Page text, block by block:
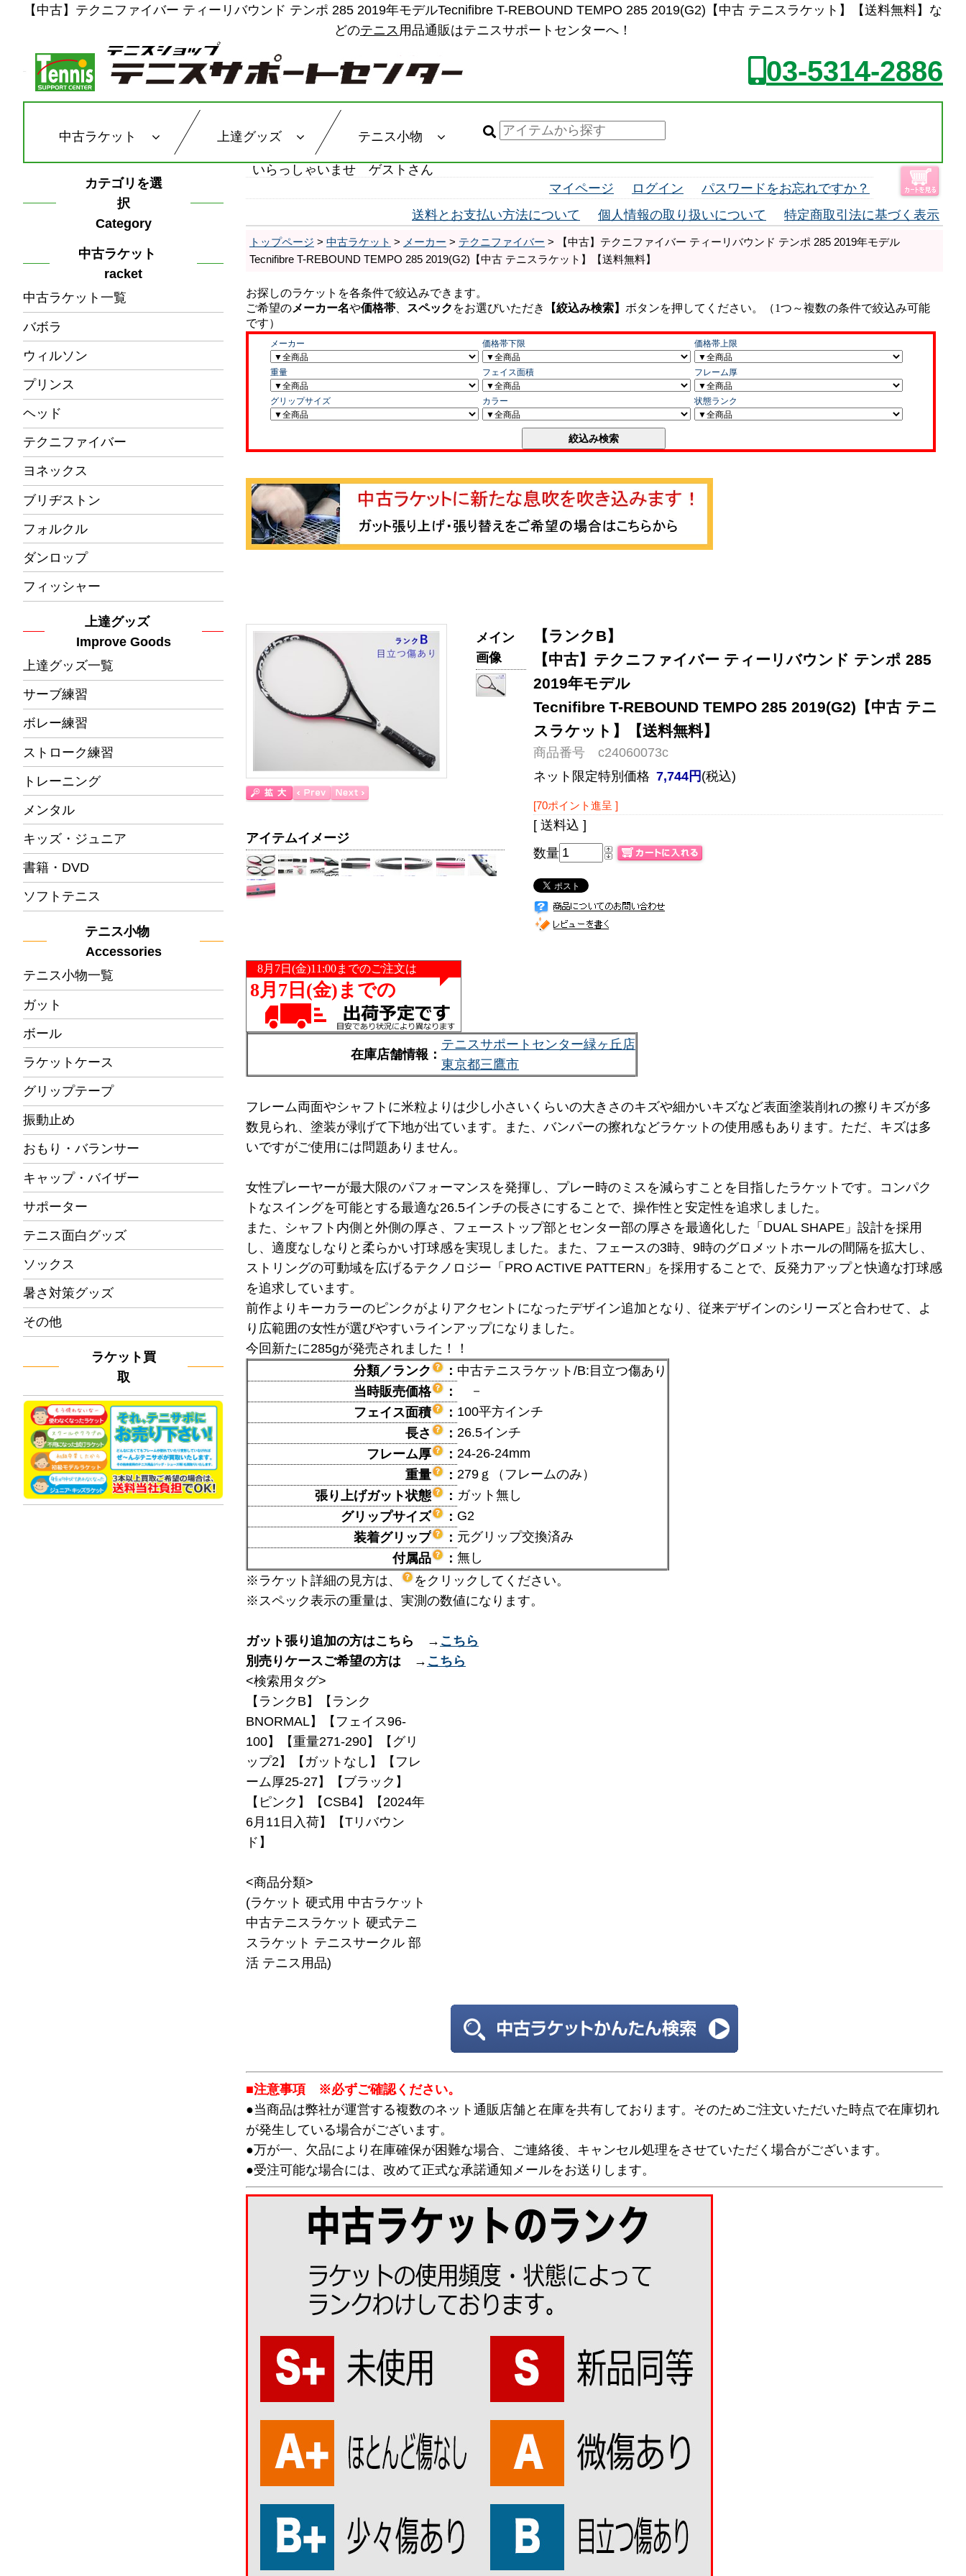
【中古】テクニファイバー ティーリバウンド テンポ 285 2019年モデルTecnifibre T-REBOUND TEMPO 285 2019(G2)【中古 テニスラケット】【送料無料】な
どのテニス用品通販はテニスサポートセンターへ！
03-5314-2886
中古ラケット 上達グッズ テニス小物
カテゴリを選
択
Category
中古ラケット
racket
中古ラケット一覧
バボラ
ウィルソン
プリンス
ヘッド
テクニファイバー
ヨネックス
ブリヂストン
フォルクル
ダンロップ
フィッシャー
上達グッズ
Improve Goods
上達グッズ一覧
サーブ練習
ボレー練習
ストローク練習
トレーニング
メンタル
キッズ・ジュニア
書籍・DVD
ソフトテニス
テニス小物
Accessories
テニス小物一覧
ガット
ボール
ラケットケース
グリップテープ
振動止め
おもり・バランサー
キャップ・バイザー
サポーター
テニス面白グッズ
ソックス
暑さ対策グッズ
その他
ラケット買
取
いらっしゃいませ ゲストさん
マイページ
ログイン
パスワードをお忘れですか？
送料とお支払い方法について
個人情報の取り扱いについて 特定商取引法に基づく表示
トップページ > 中古ラケット > メーカー > テクニファイバー > 【中古】テクニファイバー ティーリバウンド テンポ 285 2019年モデル
Tecnifibre T-REBOUND TEMPO 285 2019(G2)【中古 テニスラケット】【送料無料】
【ランクB】
【中古】テクニファイバー ティーリバウンド テンポ 285
2019年モデル
Tecnifibre T-REBOUND TEMPO 285 2019(G2)【中古 テニ
スラケット】【送料無料】
商品番号 c24060073c
ネット限定特別価格 7,744円 (税込)
[70ポイント進呈 ]
[ 送料込 ]
数量
メイン
画像
アイテムイメージ
在庫店舗情報：
テニスサポートセンター緑ヶ丘店
東京都三鷹市
フレーム両面やシャフトに米粒よりは少し小さいくらいの大きさのキズや細かいキズなど表面塗装削れの擦りキズが多
数見られ、塗装が剥げて下地が出ています。また、バンパーの擦れなどラケットの使用感もあります。ただ、キズは多
いですがご使用には問題ありません。
女性プレーヤーが最大限のパフォーマンスを発揮し、プレー時のミスを減らすことを目指したラケットです。コンパク
トなスイングを可能とする最適な26.5インチの長さにすることで、操作性と安定性を追求しました。
また、シャフト内側と外側の厚さ、フェーストップ部とセンター部の厚さを最適化した「DUAL SHAPE」設計を採用
し、適度なしなりと柔らかい打球感を実現しました。また、フェースの3時、9時のグロメットホールの間隔を拡大し、
ストリングの可動域を広げるテクノロジー「PRO ACTIVE PATTERN」を採用することで、反発力アップと快適な打球感
を追求しています。
前作よりキーカラーのピンクがよりアクセントになったデザイン追加となり、従来デザインのシリーズと合わせて、よ
り広範囲の女性が選びやすいラインアップになりました。
今回新たに285gが発売されました！！
分類／ランク
： 中古テニスラケット/B:目立つ傷あり
当時販売価格
：
－
フェイス面積
： 100平方インチ
長さ
： 26.5インチ
フレーム厚
： 24-26-24mm
重量
： 279ｇ（フレームのみ）
張り上げガット状態
： ガット無し
グリップサイズ
： G2
装着グリップ
： 元グリップ交換済み
付属品
： 無し
※ラケット詳細の見方は、
をクリックしてください。
※スペック表示の重量は、実測の数値になります。
ガット張り追加の方はこちら → こちら
別売りケースご希望の方は → こちら
<検索用タグ>
【ランクB】【ランク
BNORMAL】【フェイス96-
100】【重量271-290】【グリ
ップ2】【ガットなし】【フレ
ーム厚25-27】【ブラック】
【ピンク】【CSB4】【2024年
6月11日入荷】【Tリバウン
ド】
<商品分類>
(ラケット 硬式用 中古ラケット
中古テニスラケット 硬式テニ
スラケット テニスサークル 部
活 テニス用品)
■注意事項 ※必ずご確認ください。
●当商品は弊社が運営する複数のネット通販店舗と在庫を共有しております。そのためご注文いただいた時点で在庫切れ
が発生している場合がございます。
●万が一、欠品により在庫確保が困難な場合、ご連絡後、キャンセル処理をさせていただく場合がございます。
●受注可能な場合には、改めて正式な承諾通知メールをお送りします。